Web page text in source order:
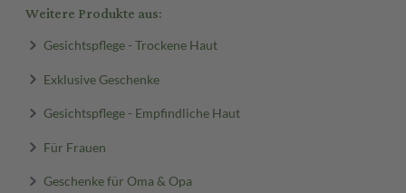
Weitere Produkte aus:
Gesichtspflege - Trockene Haut
Exklusive Geschenke
Gesichtspflege - Empfindliche Haut
Für Frauen
Geschenke für Oma & Opa